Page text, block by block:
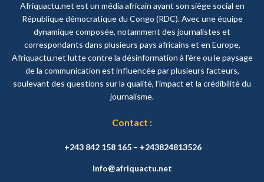
Afriquactu.net est un média africain ayant son siège social en
République démocratique du Congo (RDC). Avec une équipe
dynamique composée, notamment des journalistes et
correspondants dans plusieurs pays africains et en Europe,
Afriquactu.net lutte contre la désinformation à l'ère ou le paysage
de la communication est influencée par plusieurs facteurs,
soulevant des questions sur la qualité, l'impact et la crédibilité du
journalisme.
Contact :
+243 842 158 165 – +243824813526
Info@afriquactu.net